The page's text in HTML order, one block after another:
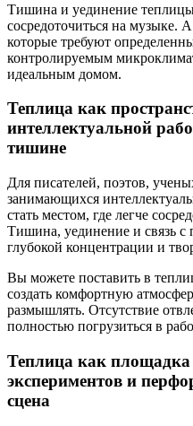
Тишина и уединение
сосредоточиться на музыке.
которые требуют
контролируемым
идеальным домом.
Теплица как
интеллектуальной
тишине
Для писателей, поэтов,
занимающихся
стать местом, где легче
Тишина, уединение и связь с
глубокой концентрации и
Вы можете поставить в
создать комфортную
размышлять. Отсутствие
полностью погрузиться в
Теплица как площадка
экспериментов и
сцена